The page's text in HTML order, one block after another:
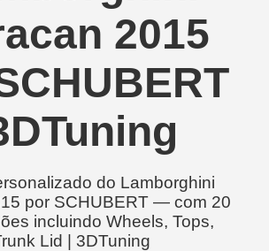
2015
do Lamborghini
por SCHUBERT — com 20
incluindo Wheels, Tops,
Lid | 3DTuning